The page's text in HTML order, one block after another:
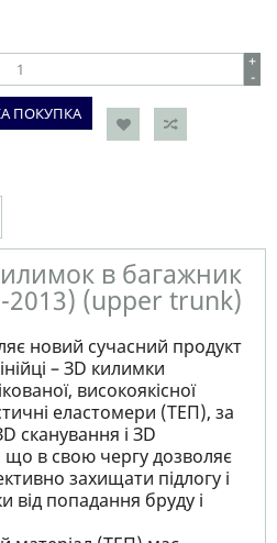
+
-
ПОКУПКА
в багажник
2013) (upper trunk)
новий сучасний продукт
– ЗD килимки
високоякісної
еластомери (ТЕП), за
сканування і ЗD
в свою чергу дозволяє
захищати підлогу і
від попадання бруду і